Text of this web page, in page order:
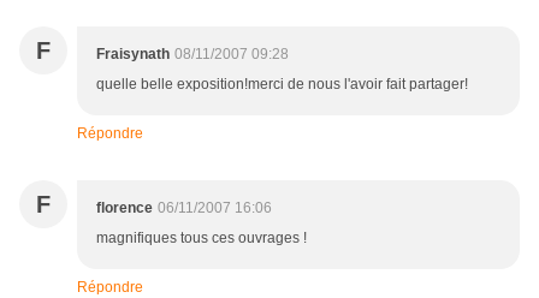
F Fraisynath 08/11/2007 09:28
quelle belle exposition!merci de nous l'avoir fait partager!
Répondre
F florence 06/11/2007 16:06
magnifiques tous ces ouvrages !
Répondre